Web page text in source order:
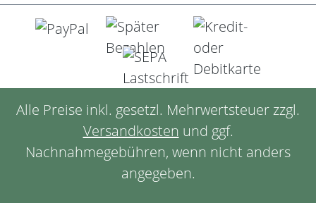
Alle Preise inkl. gesetzl. Mehrwertsteuer zzgl.
Versandkosten und ggf.
Nachnahmegebühren, wenn nicht anders
angegeben.